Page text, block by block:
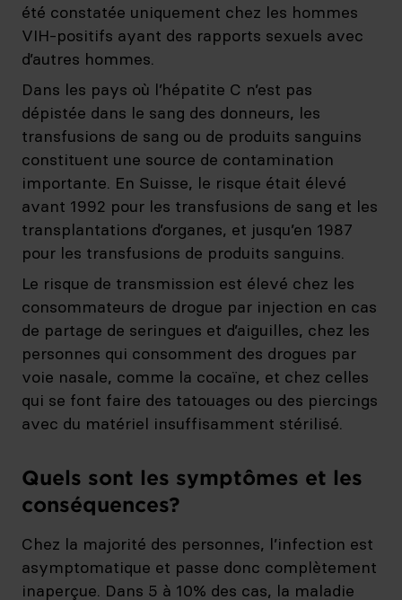
été constatée uniquement chez les hommes
VIH-positifs ayant des rapports sexuels avec
d’autres hommes.
Dans les pays où l’hépatite C n’est pas
dépistée dans le sang des donneurs, les
transfusions de sang ou de produits sanguins
constituent une source de contamination
importante. En Suisse, le risque était élevé
avant 1992 pour les transfusions de sang et les
transplantations d’organes, et jusqu’en 1987
pour les transfusions de produits sanguins.
Le risque de transmission est élevé chez les
consommateurs de drogue par injection en cas
de partage de seringues et d’aiguilles, chez les
personnes qui consomment des drogues par
voie nasale, comme la cocaïne, et chez celles
qui se font faire des tatouages ou des piercings
avec du matériel insuffisamment stérilisé.
Quels sont les symptômes et les
conséquences?
Chez la majorité des personnes, l’infection est
asymptomatique et passe donc complètement
inaperçue. Dans 5 à 10% des cas, la maladie